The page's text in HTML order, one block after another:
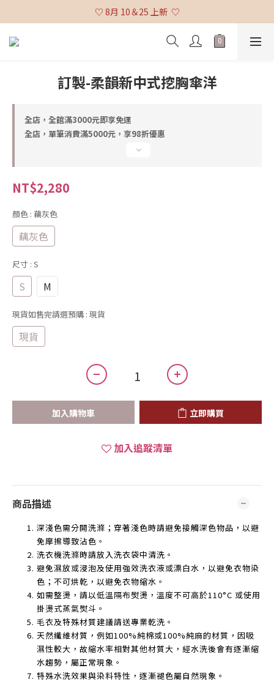
♡ 全館消費滿 $3,000 免運 (不含貨到付款及海外配送) ♡
♡ 8月 10＆25 上新  ♡
♡ 全館消費滿 $3,000 免運 (不含貨到付款及海外配送) ♡
訂製-柔韻新中式挖胸傘洋
全店，全館滿3000元即享免運
全店，單筆消費滿5000元，享98折優惠
NT$2,280
顏色 : 藕灰色
藕灰色
尺寸 : S
S M
現貨如售完請選預購 : 現貨
現貨
加入購物車 立即購買
加入追蹤清單
商品描述
深淺色需分開洗滌；穿著淺色時請避免接觸深色物品，以避
免摩擦導致沾色。
洗衣機洗滌時請放入洗衣袋中清洗。
避免濕放或浸泡及使用強效洗衣液或漂白水，以避免衣物染
色；不可烘乾，以避免衣物縮水。
如需整燙，請以低溫隔布熨燙，溫度不可高於110°C 或使用
掛燙式蒸氣熨斗。
毛衣及特殊材質建議請送專業乾洗。
天然纖維材質，例如100%純棉或100%純麻的材質，因吸
濕性較大，故縮水率相對其他材質大，經水洗後會有逐漸縮
水趨勢，屬正常現象。
特殊水洗效果與染料特性，逐漸褪色屬自然現象。